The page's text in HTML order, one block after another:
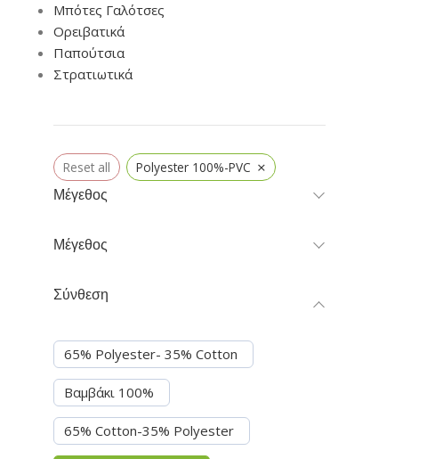
Μπότες Γαλότσες
Ορειβατικά
Παπούτσια
Στρατιωτικά
Reset all Polyester 100%-PVC ×
Μέγεθος
Μέγεθος
Σύνθεση
65% Polyester- 35% Cotton
Βαμβάκι 100%
65% Cotton-35% Polyester